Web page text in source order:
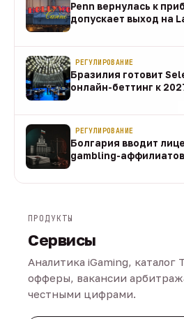
Penn вернулась к
допускает выход на
РЕГУЛИРОВАНИЕ
Бразилия готовит
онлайн-беттинг к
РЕГУЛИРОВАНИЕ
Болгария вводит
gambling-аффилиатов
ПРОДУКТЫ
Сервисы
Аналитика iGaming, каталог
офферы, вакансии
честными цифрами.